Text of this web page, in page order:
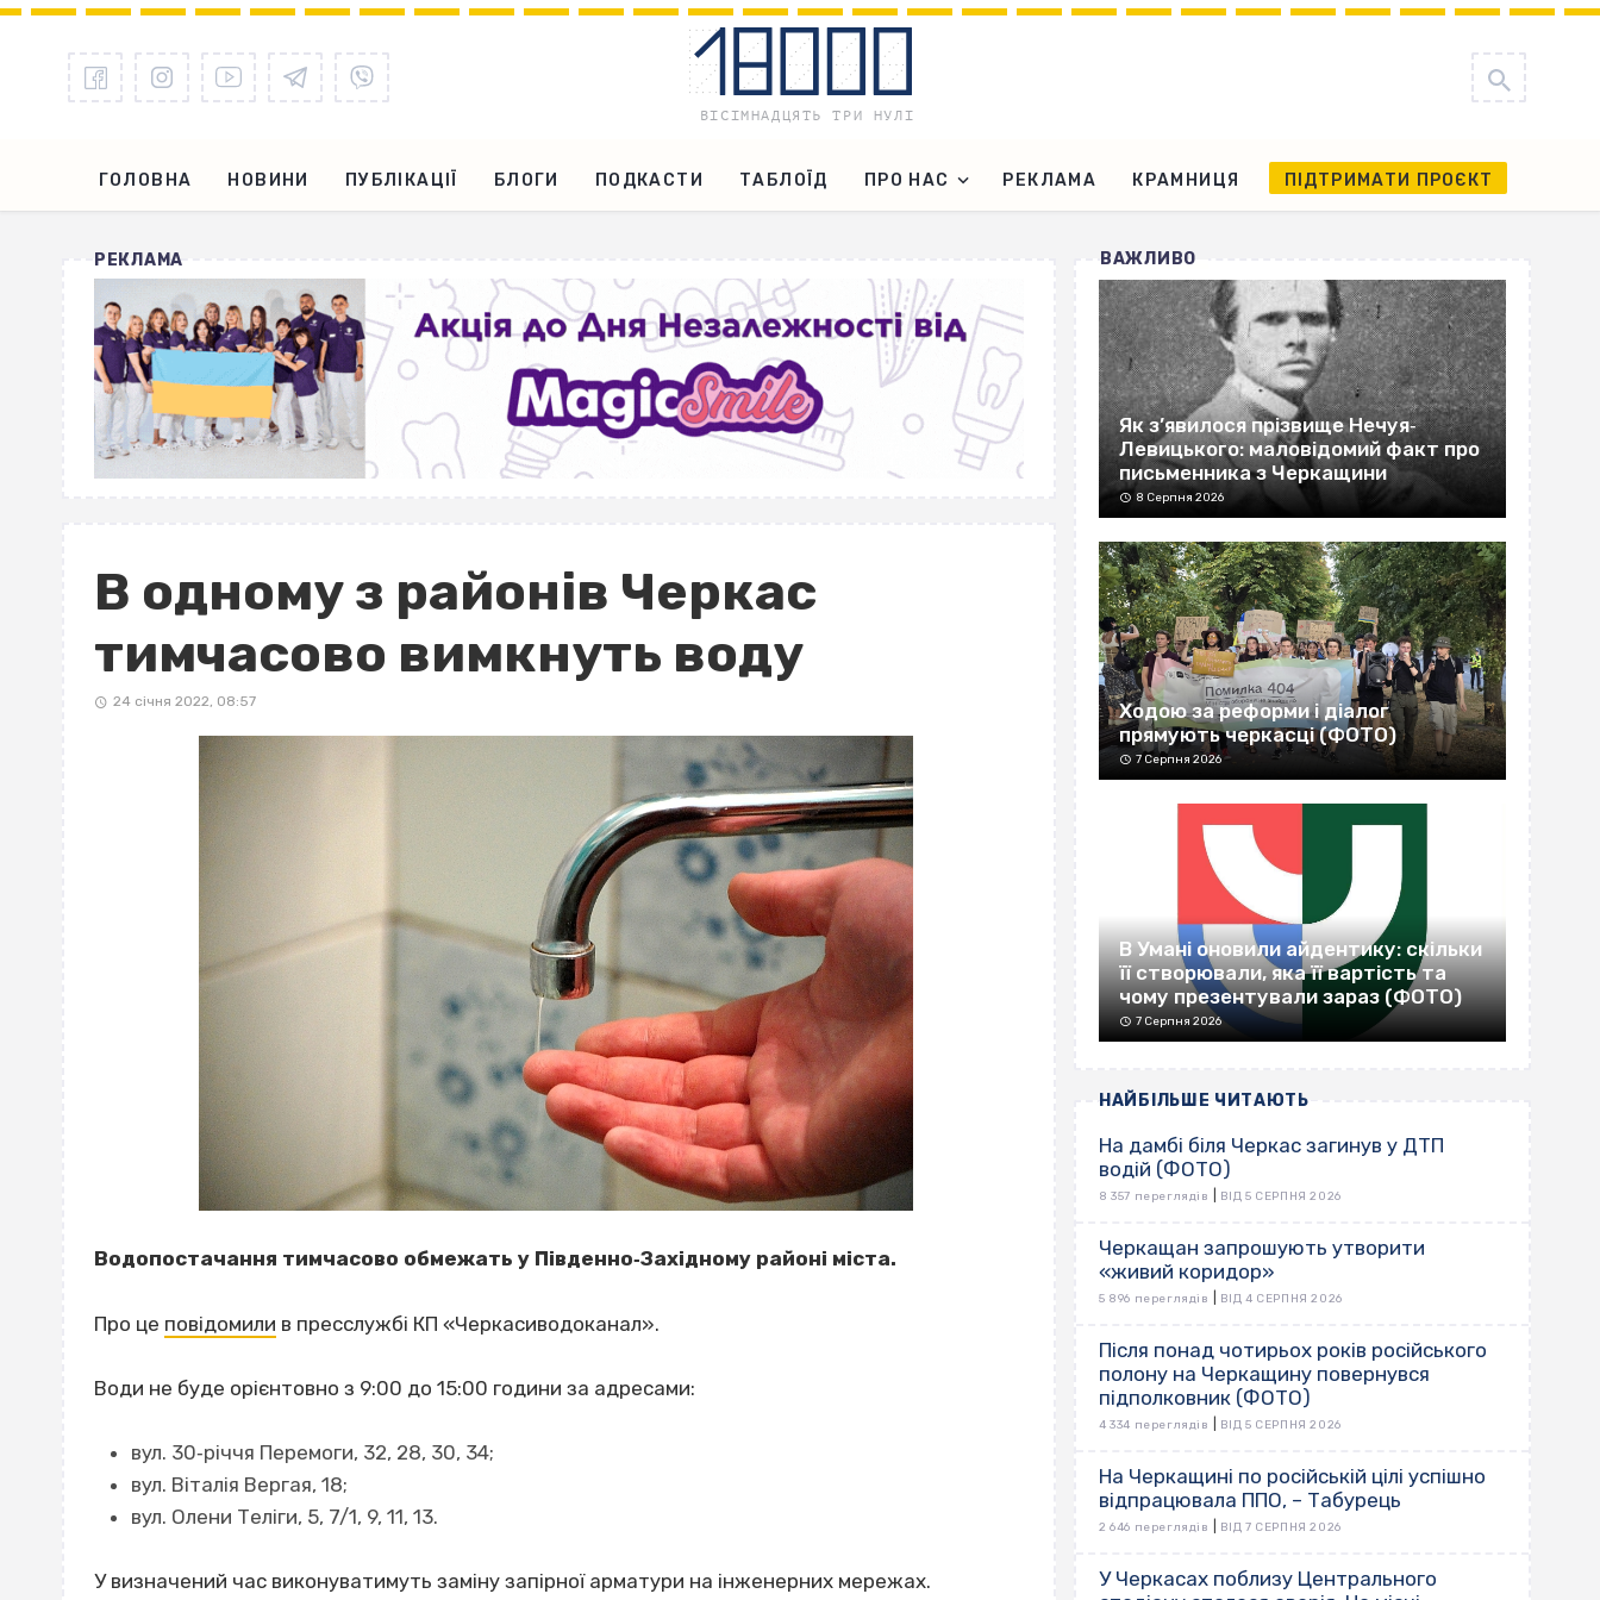
ГОЛОВНА НОВИНИ ПУБЛІКАЦІЇ БЛОГИ ПОДКАСТИ ТАБЛОЇД ПРО НАС РЕКЛАМА КРАМНИЦЯ ПІДТРИМАТИ ПРОЄКТ
РЕКЛАМА
В одному з районів Черкас
тимчасово вимкнуть воду
24 січня 2022, 08:57
Водопостачання тимчасово обмежать у Південно‐Західному районі міста.
Про це повідомили в пресслужбі КП «Черкасиводоканал».
Води не буде орієнтовно з 9:00 до 15:00 години за адресами:
вул. 30‐річчя Перемоги, 32, 28, 30, 34;
вул. Віталія Вергая, 18;
вул. Олени Теліги, 5, 7/1, 9, 11, 13.
У визначений час виконуватимуть заміну запірної арматури на інженерних мережах.
ВАЖЛИВО
Як з’явилося прізвище Нечуя‐
Левицького: маловідомий факт про
письменника з Черкащини
8 Серпня 2026
Ходою за реформи і діалог
прямують черкасці (ФОТО)
7 Серпня 2026
В Умані оновили айдентику: скільки
її створювали, яка її вартість та
чому презентували зараз (ФОТО)
7 Серпня 2026
НАЙБІЛЬШЕ ЧИТАЮТЬ
На дамбі біля Черкас загинув у ДТП
водій (ФОТО)
8 357 переглядів ВІД 5 СЕРПНЯ 2026
Черкащан запрошують утворити
«живий коридор»
5 896 переглядів ВІД 4 СЕРПНЯ 2026
Після понад чотирьох років російського
полону на Черкащину повернувся
підполковник (ФОТО)
4 334 переглядів ВІД 5 СЕРПНЯ 2026
На Черкащині по російській цілі успішно
відпрацювала ППО, – Табурець
2 646 переглядів ВІД 7 СЕРПНЯ 2026
У Черкасах поблизу Центрального